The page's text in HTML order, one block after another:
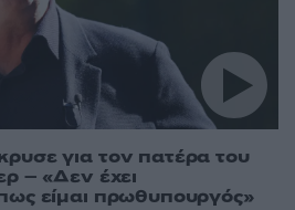
για τον πατέρα του
– «Δεν έχει
είμαι πρωθυπουργός»